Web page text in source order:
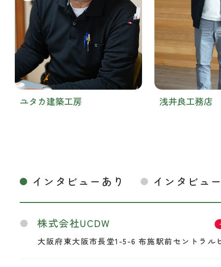
ユタカ建築工房 浅井良工務店
インタビューあり インタビュ
株式会社UCDW
大阪府東大阪市長堂1-5-6 布施駅前セントラル